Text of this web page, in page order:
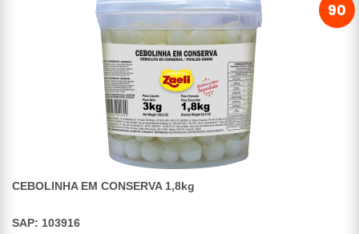
90
CEBOLINHA EM CONSERVA 1,8kg
SAP: 103916